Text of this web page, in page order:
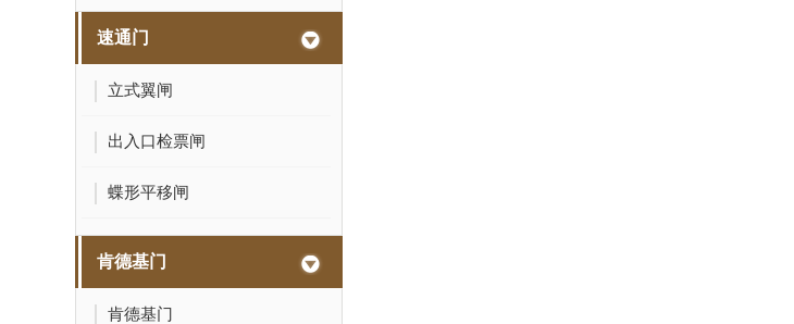
速通门
立式翼闸
出入口检票闸
蝶形平移闸
肯德基门
肯德基门